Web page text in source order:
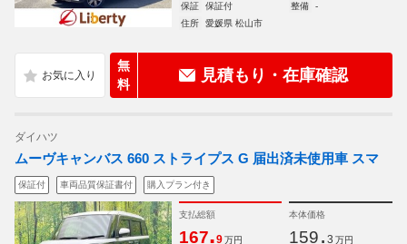
保証
保証付 整備
-
住所
愛媛県 松山市
無
料
見積もり・在庫確認
ダイハツ
ムーヴキャンバス 660 ストライプス G 届出済未使用車 スマ
保証付 車両品質保証書付 購入プラン付き
支払総額
167.9 万円
本体価格
159. 3 万円